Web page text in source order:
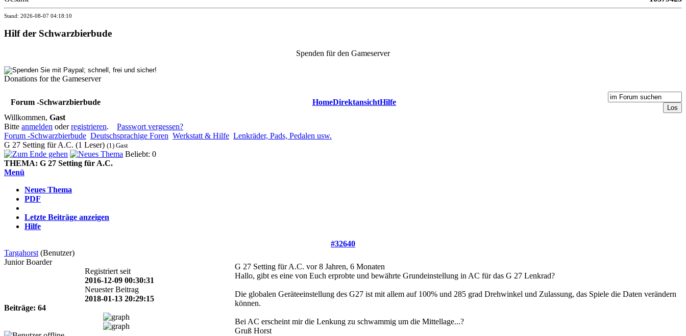
Stand: 2026-08-07 04:18:10
Hilf der Schwarzbierbude
Spenden für den Gameserver
Donations for the Gameserver
Forum -Schwarzbierbude HomeDirektansichtHilfe
Willkommen, Gast
Bitte anmelden oderregistrieren. Passwort vergessen?
Forum -Schwarzbierbude Deutschsprachige Foren Werkstatt & Hilfe Lenkräder, Pads, Pedalen usw.
G 27 Setting für A.C. (1 Leser) (1) Gast
Beliebt: 0
THEMA: G 27 Setting für A.C.
Menü
Neues Thema
PDF
Letzte Beiträge anzeigen
Hilfe
#32640
Targahorst (Benutzer)
Junior Boarder
Registriert seit
2016-12-09 00:30:31
Neuester Beitrag
2018-01-13 20:29:15
Beiträge: 64
G 27 Setting für A.C. vor 8 Jahren, 6 Monaten
Hallo, gibt es eine von Euch erprobte und bewährte Grundeinstellung in AC für das G 27 Lenkrad?
Die globalen Geräteeinstellung des G27 ist mit allem auf 100% und 285 grad Drehwinkel und Zulassung, das Spiele die Daten verändern
können.
Bei AC erscheint mir die Lenkung zu schwammig um die Mittellage...?
Gruß Horst